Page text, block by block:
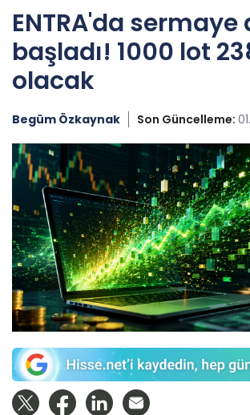
ENTRA'da sermaye
başladı! 1000 lot
olacak
Begüm Özkaynak Son Güncelleme: